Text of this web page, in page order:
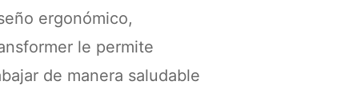
ergonómico,
le permite
de manera saludable